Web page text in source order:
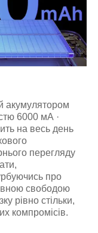
акумулятором
6000 мА ·
на весь день
перегляду
про
свободою
рівно стільки,
компромісів.